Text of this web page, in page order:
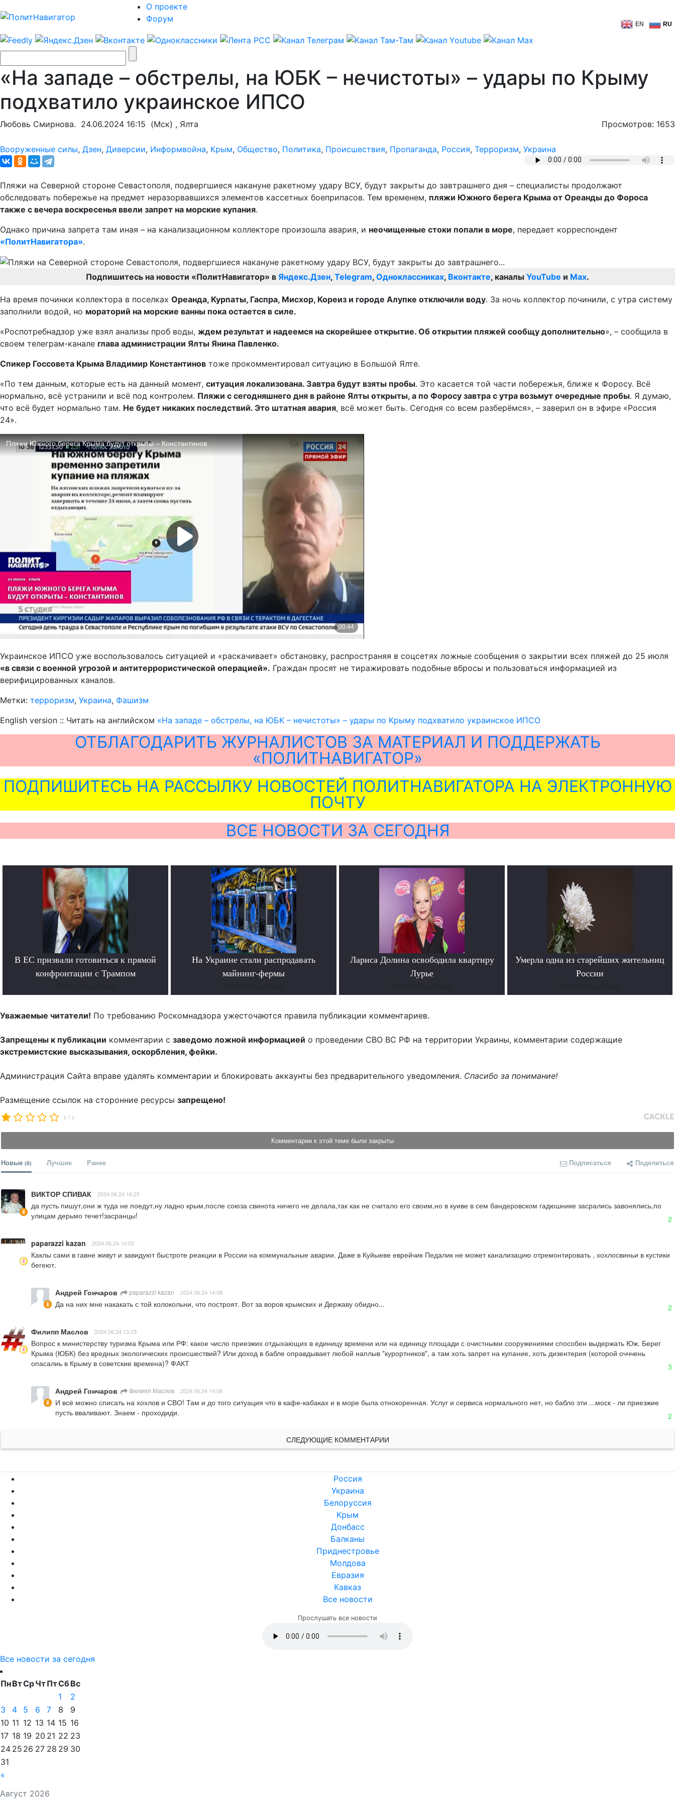
О проекте
Форум
EN RU
«На западе – обстрелы, на ЮБК – нечистоты» – удары по Крыму
подхватило украинское ИПСО
Любовь Смирнова. 24.06.2024 16:15 (Мск) , Ялта Просмотров: 1653
Вооруженные силы, Дзен, Диверсии, Информвойна, Крым, Общество, Политика, Происшествия, Пропаганда, Россия, Терроризм, Украина
Пляжи на Северной стороне Севастополя, подвергшиеся накануне ракетному удару ВСУ, будут закрыты до завтрашнего дня – специалисты продолжают
обследовать побережье на предмет неразорвавшихся элементов кассетных боеприпасов. Тем временем, пляжи Южного берега Крыма от Ореанды до Фороса
также с вечера воскресенья ввели запрет на морские купания.
Однако причина запрета там иная – на канализационном коллекторе произошла авария, и неочищенные стоки попали в море, передает корреспондент
«ПолитНавигатора».
Подпишитесь на новости «ПолитНавигатор» в Яндекс.Дзен, Telegram, Одноклассниках, Вконтакте, каналы YouTube и Max.
На время починки коллектора в поселках Ореанда, Курпаты, Гаспра, Мисхор, Кореиз и городе Алупке отключили воду. За ночь коллектор починили, с утра систему
заполнили водой, но мораторий на морские ванны пока остается в силе.
«Роспотребнадзор уже взял анализы проб воды, ждем результат и надеемся на скорейшее открытие. Об открытии пляжей сообщу дополнительно», – сообщила в
своем телеграм-канале глава администрации Ялты Янина Павленко.
Спикер Госсовета Крыма Владимир Константинов тоже прокомментировал ситуацию в Большой Ялте.
«По тем данным, которые есть на данный момент, ситуация локализована. Завтра будут взяты пробы. Это касается той части побережья, ближе к Форосу. Всё
нормально, всё устранили и всё под контролем. Пляжи с сегодняшнего дня в районе Ялты открыты, а по Форосу завтра с утра возьмут очередные пробы. Я думаю,
что всё будет нормально там. Не будет никаких последствий. Это штатная авария, всё может быть. Сегодня со всем разберёмся», – заверил он в эфире «Россия
24».
Украинское ИПСО уже воспользовалось ситуацией и «раскачивает» обстановку, распространяя в соцсетях ложные сообщения о закрытии всех пляжей до 25 июля
«в связи с военной угрозой и антитеррористической операцией». Граждан просят не тиражировать подобные вбросы и пользоваться информацией из
верифицированных каналов.
Метки: терроризм, Украина, Фашизм
English version :: Читать на английском «На западе – обстрелы, на ЮБК – нечистоты» – удары по Крыму подхватило украинское ИПСО
ОТБЛАГОДАРИТЬ ЖУРНАЛИСТОВ ЗА МАТЕРИАЛ И ПОДДЕРЖАТЬ
«ПОЛИТНАВИГАТОР»
ПОДПИШИТЕСЬ НА РАССЫЛКУ НОВОСТЕЙ ПОЛИТНАВИГАТОРА НА ЭЛЕКТРОННУЮ
ПОЧТУ
ВСЕ НОВОСТИ ЗА СЕГОДНЯ
В ЕС призвали готовиться к прямой
конфронтации с Трампом
На Украине стали распродавать
майнинг-фермы
Лариса Долина освободила квартиру
Лурье
Умерла одна из старейших жительниц
России
Уважаемые читатели! По требованию Роскомнадзора ужесточаются правила публикации комментариев.
Запрещены к публикации комментарии с заведомо ложной информацией о проведении СВО ВС РФ на территории Украины, комментарии содержащие
экстремистские высказывания, оскорбления, фейки.
Администрация Сайта вправе удалять комментарии и блокировать аккаунты без предварительного уведомления. Спасибо за понимание!
Размещение ссылок на сторонние ресурсы запрещено!
1 / 1
Комментарии к этой теме были закрыты
Новые (6) Лучшие Ранее Подписаться Поделиться
ВИКТОР СПИВАК 2024.06.24 16:25
да пусть пишут,они ж туда не поедут,ну ладно крым,после союза свинота ничего не делала,так как не считало его своим,но в куиве в сем бандеровском гадюшнике засрались завонялись,по
улицам дерьмо течет!засранцы!
2
paparazzi kazan 2024.06.24 14:03
Каклы сами в гавне живут и завидуют быстроте реакции в России на коммунальные аварии. Даже в Куйыеве еврейчик Педалик не может канализацию отремонтировать , хохлосвиньи в кустики
бегеют.
Андрей Гончаров paparazzi kazan 2024.06.24 14:08
Да на них мне накакать с той колокольни, что построят. Вот за воров крымских и Державу обидно... 2
Филипп Маслов 2024.06.24 13:25
Вопрос к министерству туризма Крыма или РФ: какое число приезжих отдыхающих в единицу времени или на единицу площади с очистными сооружениями способен выдержать Юж. Берег
Крыма (ЮБК) без вредных экологических происшествий? Или доход в бабле оправдывает любой наплыв "курортников", а там хоть запрет на купание, хоть дизентерия (которой очччень
опасалиь в Крыму в советские времена)? ФАКТ
3
Андрей Гончаров Филипп Маслов 2024.06.24 14:06
И всё можно списать на хохлов и СВО! Там и до того ситуация что в кафе-кабаках и в море была отнокоренная. Услуг и сервиса нормального нет, но бабло эти ...моск - ли приезжие
пусть вваливают. Знаем - проходиди.
2
СЛЕДУЮЩИЕ КОММЕНТАРИИ
Россия
Украина
Белоруссия
Крым
Донбасс
Балканы
Приднестровье
Молдова
Евразия
Кавказ
Все новости
Прослушать все новости
Все новости за сегодня
Август 2026
ПнВтСрЧтПтСбВс
«
1
2
3
4 5 6 7 8
9
10 11 12 13 14 15 16
17 18 19 20 21 22 23
24 25 26 27 28 29 30
31